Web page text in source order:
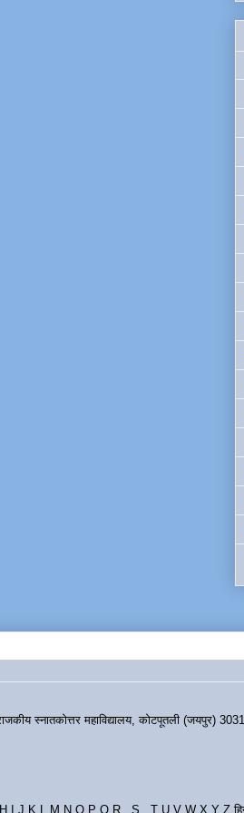
स्नातकोत्तर महाविद्यालय, कोटपूतली (जयपुर)
J K L M N O P Q R S T U V W X Y Z